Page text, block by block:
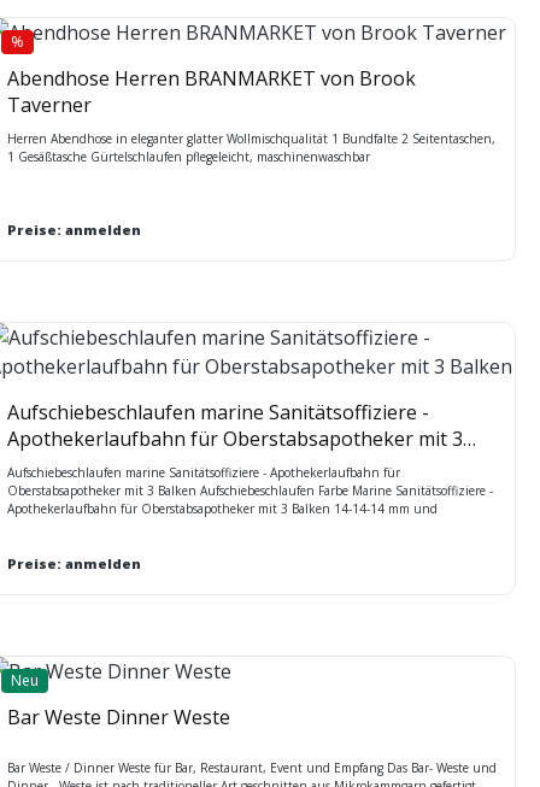
Rabatt
%
Abendhose Herren BRANMARKET von Brook
Taverner
Herren Abendhose in eleganter glatter Wollmischqualität 1 Bundfalte 2 Seitentaschen,
1 Gesäßtasche Gürtelschlaufen pflegeleicht, maschinenwaschbar
Preise: anmelden
Aufschiebeschlaufen marine Sanitätsoffiziere -
Apothekerlaufbahn für Oberstabsapotheker mit 3
Balken
Aufschiebeschlaufen marine Sanitätsoffiziere - Apothekerlaufbahn für
Oberstabsapotheker mit 3 Balken Aufschiebeschlaufen Farbe Marine Sanitätsoffiziere -
Apothekerlaufbahn für Oberstabsapotheker mit 3 Balken 14-14-14 mm und
Preise: anmelden
Neu
Bar Weste Dinner Weste
Bar Weste / Dinner Weste für Bar, Restaurant, Event und Empfang Das Bar- Weste und